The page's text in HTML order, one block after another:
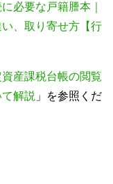
必要な戸籍謄本｜
、取り寄せ方【行
資産課税台帳の閲覧
解説 」を参照くだ